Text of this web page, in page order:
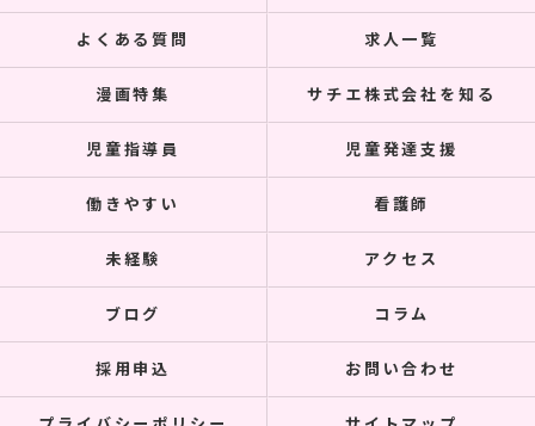
よくある質問 求人一覧
漫画特集 サチエ株式会社を知る
児童指導員 児童発達支援
働きやすい 看護師
未経験 アクセス
ブログ コラム
採用申込 お問い合わせ